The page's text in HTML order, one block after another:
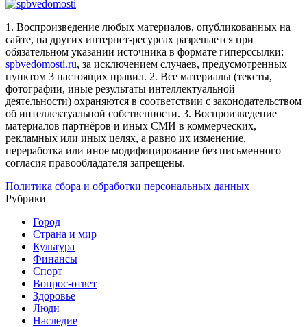
1. Воспроизведение любых материалов, опубликованных на
сайте, на других интернет-ресурсах разрешается при
обязательном указании источника в формате гиперссылки:
spbvedomosti.ru, за исключением случаев, предусмотренных
пунктом 3 настоящих правил. 2. Все материалы (тексты,
фотографии, иные результаты интеллектуальной
деятельности) охраняются в соответствии с законодательством
об интеллектуальной собственности. 3. Воспроизведение
материалов партнёров и иных СМИ в коммерческих,
рекламных или иных целях, а равно их изменение,
переработка или иное модифицирование без письменного
согласия правообладателя запрещены.
Политика сбора и обработки персональных данных
Рубрики
Город
Страна и мир
Культура
Финансы
Спорт
Вопрос-ответ
Здоровье
Люди
Наследие